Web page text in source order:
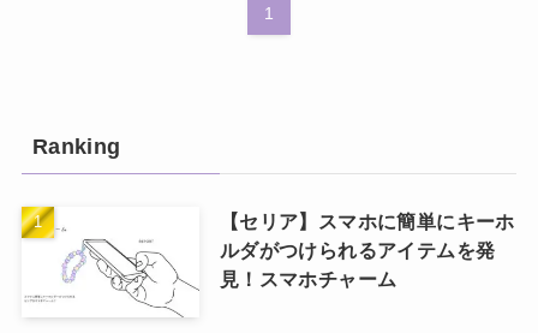
1
Ranking
【セリア】スマホに簡単にキーホ
ルダがつけられるアイテムを発
見！スマホチャーム